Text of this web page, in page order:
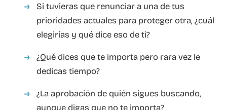
Si tuvieras que renunciar a una de tus
prioridades actuales para proteger otra, ¿cuál
elegirías y qué dice eso de ti?
¿Qué dices que te importa pero rara vez le
dedicas tiempo?
¿La aprobación de quién sigues buscando,
aunque digas que no te importa?